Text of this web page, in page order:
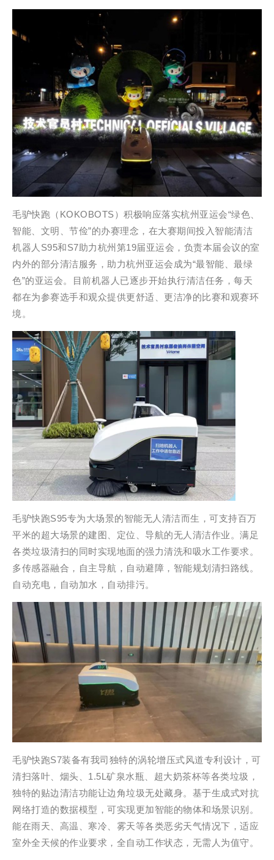
毛驴快跑（KOKOBOTS）积极响应落实杭州亚运会“绿色、
智能、文明、节俭”的办赛理念，在大赛期间投入智能清洁
机器人S95和S7助力杭州第19届亚运会，负责本届会议的室
内外的部分清洁服务，助力杭州亚运会成为“最智能、最绿
色”的亚运会。目前机器人已逐步开始执行清洁任务，每天
都在为参赛选手和观众提供更舒适、更洁净的比赛和观赛环
境。
毛驴快跑S95专为大场景的智能无人清洁而生，可支持百万
平米的超大场景的建图、定位、导航的无人清洁作业。满足
各类垃圾清扫的同时实现地面的强力清洗和吸水工作要求。
多传感器融合，自主导航，自动避障，智能规划清扫路线。
自动充电，自动加水，自动排污。
毛驴快跑S7装备有我司独特的涡轮增压式风道专利设计，可
清扫落叶、烟头、1.5L矿泉水瓶、超大奶茶杯等各类垃圾，
独特的贴边清洁功能让边角垃圾无处藏身。基于生成式对抗
网络打造的数据模型，可实现更加智能的物体和场景识别。
能在雨天、高温、寒冷、雾天等各类恶劣天气情况下，适应
室外全天候的作业要求，全自动工作状态，无需人为值守。